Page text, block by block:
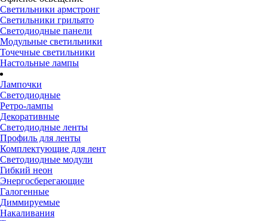
Светильники армстронг
Светильники грильято
Светодиодные панели
Модульные светильники
Точечные светильники
Настольные лампы
Лампочки
Светодиодные
Ретро-лампы
Декоративные
Светодиодные ленты
Профиль для ленты
Комплектующие для лент
Светодиодные модули
Гибкий неон
Энергосберегающие
Галогенные
Диммируемые
Накаливания